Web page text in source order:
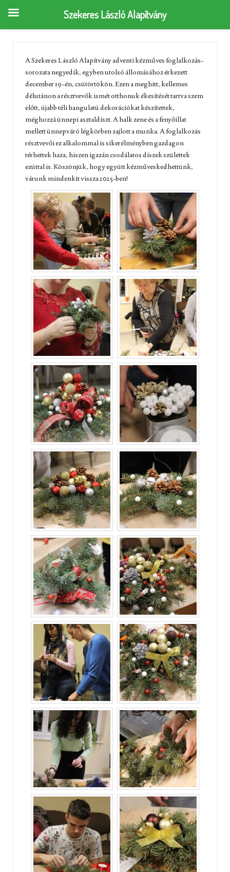
A Szekeres László Alapítvány adventi kézműves foglalkozás-
sorozata negyedik, egyben utolsó állomásához érkezett
december 19-én, csütörtökön. Ezen a meghitt, kellemes
délutánon a résztvevők ismét otthonuk ékesítését tartva szem
előtt, újabb téli hangulatú dekorációkat készítettek,
méghozzá ünnepi asztaldíszt. A halk zene és a fenyőillat
mellett ünnepváró légkörben zajlott a munka. A foglalkozás
résztvevői ez alkalommal is sikerélményben gazdagon
térhettek haza, hiszen igazán csodálatos díszek születtek
ezúttal is. Köszönjük, hogy együtt kézműveskedhettünk,
várunk mindenkit vissza 2025-ben!
Szekeres László Alapítvány